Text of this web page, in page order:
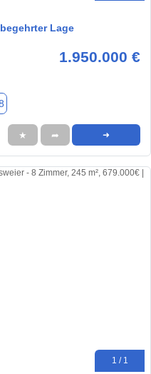
Lage
1.950.000 €
★ ➦ ➜
1 / 1